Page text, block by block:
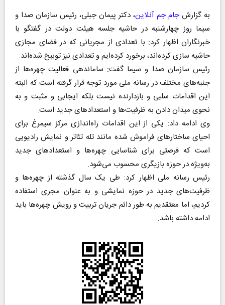
به گزارشجام جم آنلاین، دکتر پیمان جبلی، رئيس سازمان صدا و
سيما روز چهارشنبه در حاشیه جلسه هیئت دولت در گفتگو با
خبرنگاران اظهار کرد: با تعدادی از مجریانی که در فضای مجازی
حاشیه‌ سازی کرده‌اند، برخورد کرده‌ایم و تعدادی نیز توبیخ شده‌اند.
رئيس سازمان صدا و سيما گفت: ساماندهی فعالیت چهره‌ها از
جنبه‌های مختلف در رسانه ملی مورد توجه قرار گرفته است که البته
این اقدامات سلبی و بازدارنده نیست بلکه ایجابی و مثبت و به
نحوی میدان دادن به ظرفیت‌ها و استعداد‌های جدید است.
وی ادامه داد: یکی از این اقدامات راه‌اندازی مرکز سیمرغ برای
احیای ساختار‌های فراموش شده مانند تله تئاتر و نمایش رادیویی
است که فرصتی برای شناسایی چهره‌ها و استعداد‌های جدید
به‌ویژه در حوزه بازیگری محسوب می‌شود.
رئیس رسانه ملی اظهار کرد: طی یک سال گذشته از چهره‌ها و
ظرفیت‌های جدید در حوزه نمایشی و به عنوان مجری استفاده
کردیم، اما معتقدیم به طور دائم جریان تربیت و رویش چهره‌ها باید
ادامه داشته باشد.